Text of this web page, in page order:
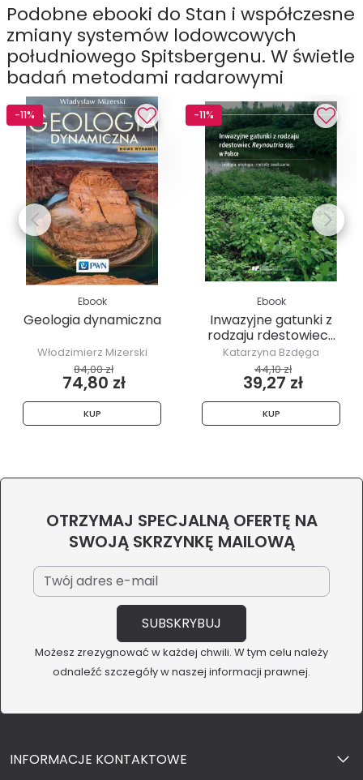
Podobne ebooki do Stan i współczesne
zmiany systemów lodowcowych
południowego Spitsbergenu. W świetle
badań metodami radarowymi
-11%
Ebook
Geologia dynamiczna
Włodzimierz Mizerski
84,00 zł
74,80 zł
KUP
-11%
Ebook
Inwazyjne gatunki z
rodzaju rdestowiec...
Katarzyna Bzdęga
44,10 zł
39,27 zł
KUP
OTRZYMAJ SPECJALNĄ OFERTĘ NA
SWOJĄ SKRZYNKĘ MAILOWĄ
Możesz zrezygnować w każdej chwili. W tym celu należy
odnaleźć szczegóły w naszej informacji prawnej.
INFORMACJE KONTAKTOWE